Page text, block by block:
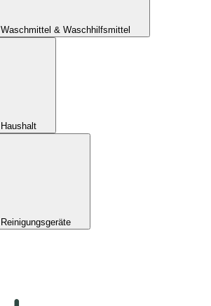
Waschmittel & Waschhilfsmittel
Haushalt
Reinigungsgeräte